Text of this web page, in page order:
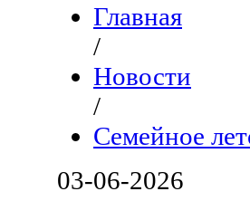
Главная
/
Новости
/
Семейное
03-06-2026